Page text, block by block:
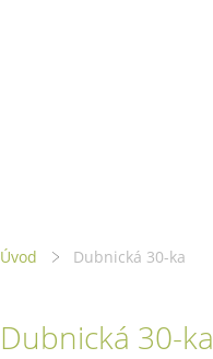
Úvod Dubnická 30-ka
Dubnická 30-ka